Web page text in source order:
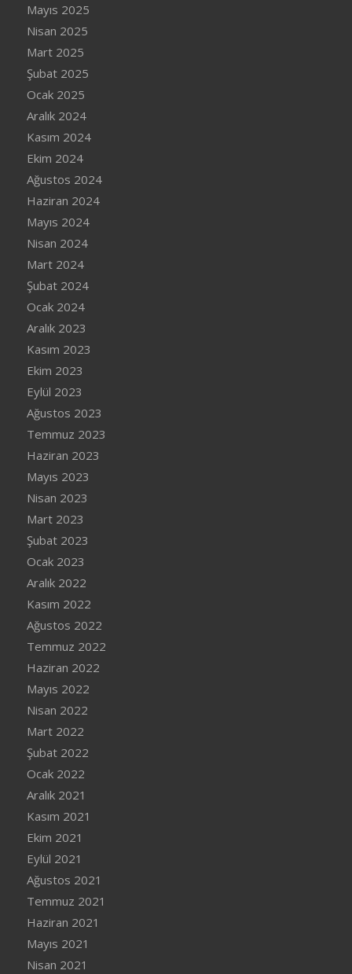
Mayıs 2025
Nisan 2025
Mart 2025
Şubat 2025
Ocak 2025
Aralık 2024
Kasım 2024
Ekim 2024
Ağustos 2024
Haziran 2024
Mayıs 2024
Nisan 2024
Mart 2024
Şubat 2024
Ocak 2024
Aralık 2023
Kasım 2023
Ekim 2023
Eylül 2023
Ağustos 2023
Temmuz 2023
Haziran 2023
Mayıs 2023
Nisan 2023
Mart 2023
Şubat 2023
Ocak 2023
Aralık 2022
Kasım 2022
Ağustos 2022
Temmuz 2022
Haziran 2022
Mayıs 2022
Nisan 2022
Mart 2022
Şubat 2022
Ocak 2022
Aralık 2021
Kasım 2021
Ekim 2021
Eylül 2021
Ağustos 2021
Temmuz 2021
Haziran 2021
Mayıs 2021
Nisan 2021